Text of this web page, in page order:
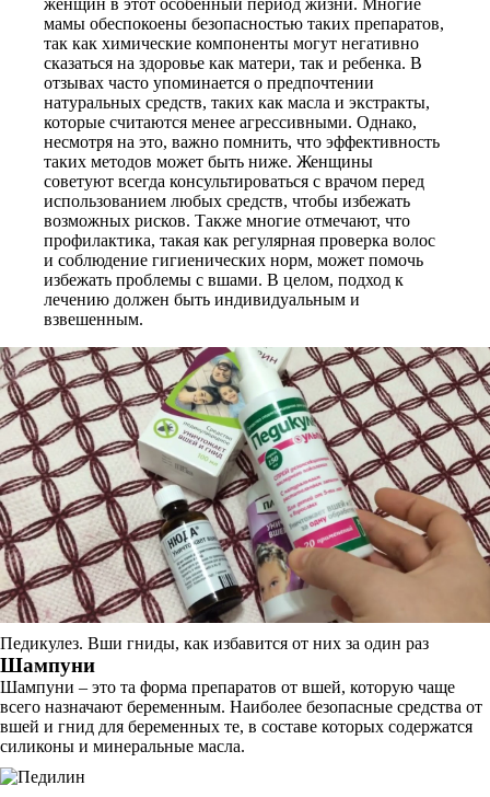
женщин в этот особенный период жизни. Многие
мамы обеспокоены безопасностью таких препаратов,
так как химические компоненты могут негативно
сказаться на здоровье как матери, так и ребенка. В
отзывах часто упоминается о предпочтении
натуральных средств, таких как масла и экстракты,
которые считаются менее агрессивными. Однако,
несмотря на это, важно помнить, что эффективность
таких методов может быть ниже. Женщины
советуют всегда консультироваться с врачом перед
использованием любых средств, чтобы избежать
возможных рисков. Также многие отмечают, что
профилактика, такая как регулярная проверка волос
и соблюдение гигиенических норм, может помочь
избежать проблемы с вшами. В целом, подход к
лечению должен быть индивидуальным и
взвешенным.
Педикулез. Вши гниды, как избавится от них за один раз
Шампуни
Шампуни – это та форма препаратов от вшей, которую чаще
всего назначают беременным. Наиболее безопасные средства от
вшей и гнид для беременных те, в составе которых содержатся
силиконы и минеральные масла.